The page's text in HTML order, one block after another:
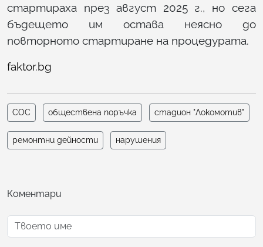
стартираха през август 2025 г., но сега
бъдещето им остава неясно до
повторното стартиране на процедурата.
faktor.bg
СОС обществена поръчка стадион "Локомотив"
ремонтни дейности нарушения
Коментари